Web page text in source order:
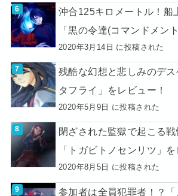
沖合125キロメートル！船
「黒の令達(コマンドメン
2020年3月14日 に投稿された
残酷な幻想と悲しみのデ
タフライ」をレビュー！
2020年5月9日 に投稿された
閉ざされた監獄で起こる
「トガビトノセンリツ」を
2020年8月5日 に投稿された
参加者は全員犯罪者！？